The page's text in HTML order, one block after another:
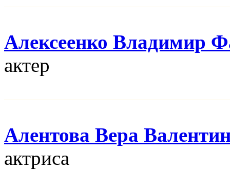
Алексеенко Владимир
актер
Алентова Вера
актриса